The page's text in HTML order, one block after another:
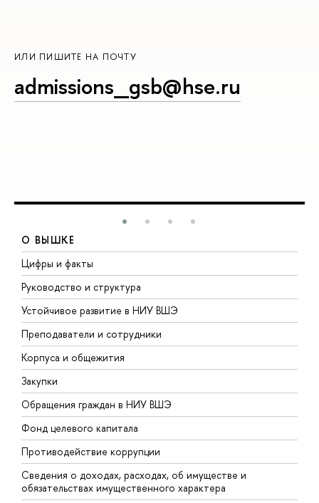
ИЛИ ПИШИТЕ НА ПОЧТУ
admissions_gsb@hse.ru
О ВЫШКЕ
Цифры и факты
Руководство и структура
Устойчивое развитие в НИУ ВШЭ
Преподаватели и сотрудники
Корпуса и общежития
Закупки
Обращения граждан в НИУ ВШЭ
Фонд целевого капитала
Противодействие коррупции
Сведения о доходах, расходах, об имуществе и
обязательствах имущественного характера